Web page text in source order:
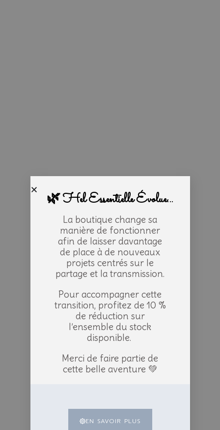
🌿 Hel Essentielle Évolue...
La boutique change sa
manière de fonctionner
afin de laisser davantage
de place à de nouveaux
projets centrés sur le
partage et la transmission.
Pour accompagner cette
transition, profitez de 10 %
de réduction sur
l’ensemble du stock
disponible.
Merci de faire partie de
cette belle aventure 💚
EN SAVOIR PLUS